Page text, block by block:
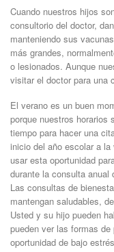
Cuando nuestros hijos
consultorio del doctor,
manteniendo sus
más grandes,
o lesionados. Aunque
visitar el doctor para una
El verano es un buen
porque nuestros horarios
tiempo para hacer una
inicio del año escolar a
usar esta oportunidad
durante la consulta anual
Las consultas de
mantengan saludables,
Usted y su hijo pueden
pueden ver las formas
oportunidad de bajo